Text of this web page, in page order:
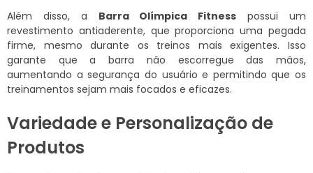
Além disso, a Barra Olímpica Fitness possui um
revestimento antiaderente, que proporciona uma pegada
firme, mesmo durante os treinos mais exigentes. Isso
garante que a barra não escorregue das mãos,
aumentando a segurança do usuário e permitindo que os
treinamentos sejam mais focados e eficazes.
Variedade e Personalização de
Produtos